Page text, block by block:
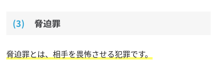
脅迫罪
脅迫罪とは、相手を畏怖させる犯罪です。